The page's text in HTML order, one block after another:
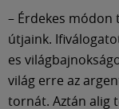
– Érdekes módon
útjaink.
es
világ erre az
tornát. Aztán alig